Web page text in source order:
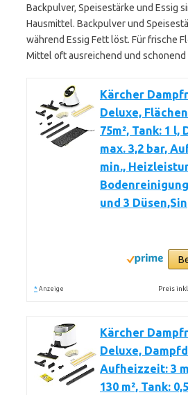
Backpulver, Speisestärke und Essig
Hausmittel. Backpulver und
während Essig Fett löst. Für frische
Mittel oft ausreichend und schonend
Kärcher
Deluxe,
75m², Tank: 1 l,
max. 3,2 bar,
min.,
und 3
* Anzeige Preis
Kärcher
Deluxe,
Aufheizzeit: 3
130 m², Tank: